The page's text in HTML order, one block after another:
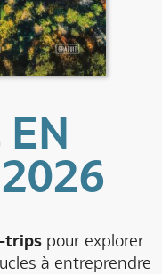
EN
trips pour explorer
à entreprendre